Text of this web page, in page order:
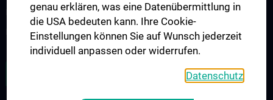
Internationale Studierende
Postgraduelle Ausbildung
genau erklären, was eine Datenübermittlung in
die USA bedeuten kann. Ihre Cookie-
Einstellungen können Sie auf Wunsch jederzeit
individuell anpassen oder widerrufen.
Datenschutz